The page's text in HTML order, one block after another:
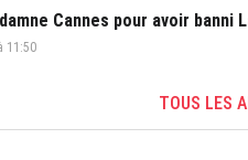
Cannes pour avoir banni
11:50
TOUS LES